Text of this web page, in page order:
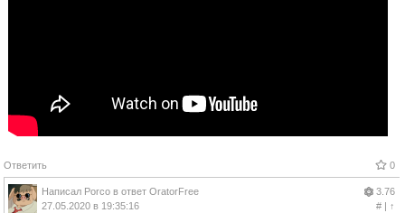
Ответить 0
Написал Porco в ответ OratorFree
27.05.2020 в 19:35:16
3.76
#| ↑